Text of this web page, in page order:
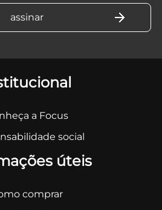
a Focus
social
úteis
comprar